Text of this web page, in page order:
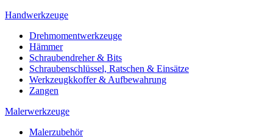
Handwerkzeuge
Drehmomentwerkzeuge
Hämmer
Schraubendreher & Bits
Schraubenschlüssel, Ratschen & Einsätze
Werkzeugkkoffer & Aufbewahrung
Zangen
Malerwerkzeuge
Malerzubehör